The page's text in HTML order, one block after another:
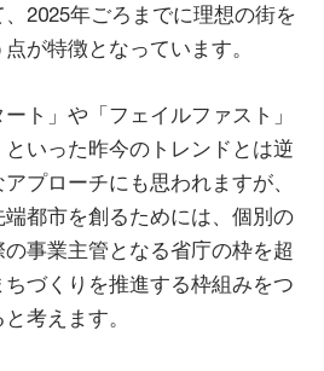
2025年ごろまでに理想の街を
が特徴となっています。
ト」や「フェイルファスト」
といった昨今のトレンドとは逆
プローチにも思われますが、
端都市を創るためには、個別の
事業主管となる省庁の枠を超
づくりを推進する枠組みをつ
考えます。